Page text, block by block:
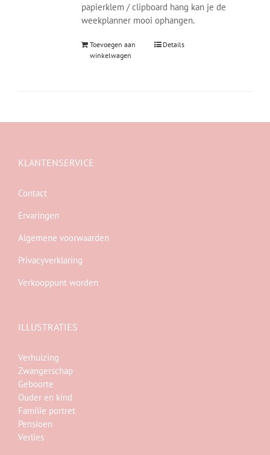
papierklem / clipboard hang kan je de
weekplanner mooi ophangen.
Toevoegen aan
winkelwagen
Details
KLANTENSERVICE
Contact
Ervaringen
Algemene voorwaarden
Privacyverklaring
Verkooppunt worden
ILLUSTRATIES
Verhuizing
Zwangerschap
Geboorte
Ouder en kind
Familie portret
Pensioen
Verlies